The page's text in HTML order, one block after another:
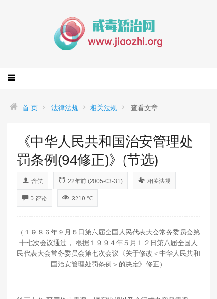
首 页 法律法规 相关法规 查看文章
《中华人民共和国治安管理处
罚条例(94修正)》(节选)
含笑 22年前 (2005-03-31) 相关法规
0 评论 3219 ℃
（１９８６年９月５日第六届全国人民代表大会常务委员会第
十七次会议通过， 根据１９９４年５月１２日第八届全国人
民代表大会常务委员会第七次会议《关于修改＜中华人民共和
国治安管理处罚条例＞的决定》修正）